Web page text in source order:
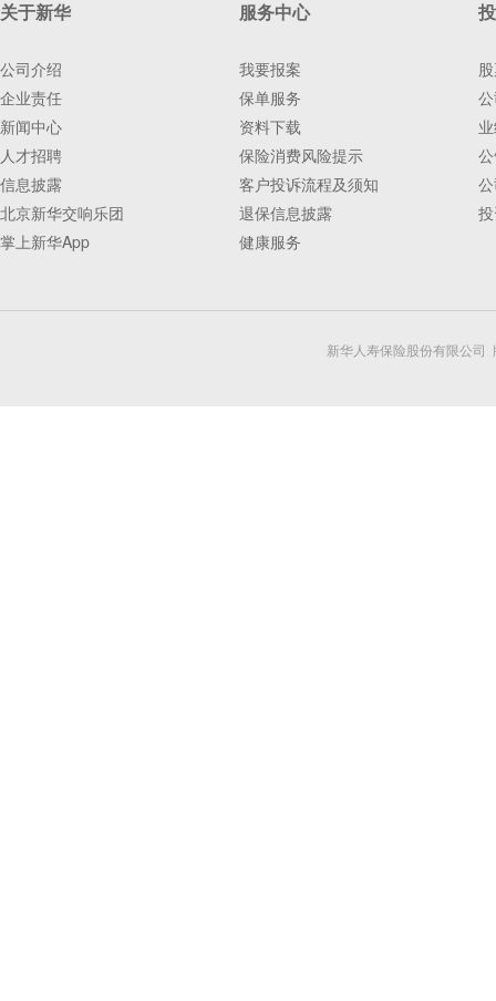
关于新华
公司介绍
企业责任
新闻中心
人才招聘
信息披露
北京新华交响乐团
掌上新华App
服务中心
我要报案
保单服务
资料下载
保险消费风险提示
客户投诉流程及须知
退保信息披露
健康服务
新华人寿保险股份有限公